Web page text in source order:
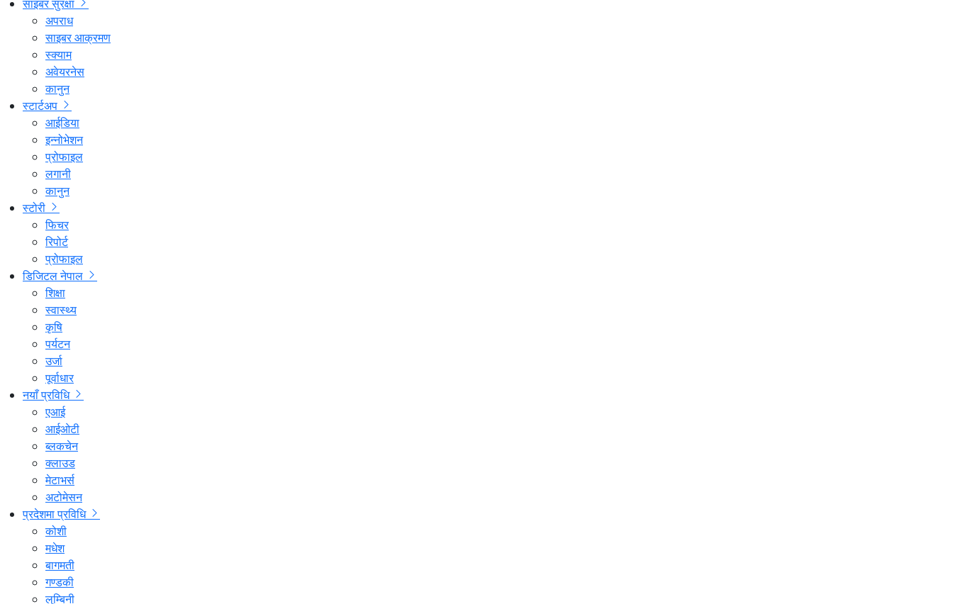
साइबर सुरक्षा
अपराध
साइबर आक्रमण
स्क्याम
अवेयरनेस
कानुन
स्टार्टअप
आईडिया
इन्नोभेशन
प्रोफाइल
लगानी
कानुन
स्टोरी
फिचर
रिपोर्ट
प्रोफाइल
डिजिटल नेपाल
शिक्षा
स्वास्थ्य
कृषि
पर्यटन
उर्जा
पूर्वाधार
नयाँ प्रविधि
एआई
आईओटी
ब्लकचेन
क्लाउड
मेटाभर्स
अटोमेसन
प्रदेशमा प्रविधि
कोशी
मधेश
बागमती
गण्डकी
लुम्बिनी